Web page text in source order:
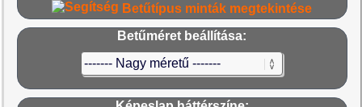
Betűtípus minták megtekintése
Betűméret beállítása: